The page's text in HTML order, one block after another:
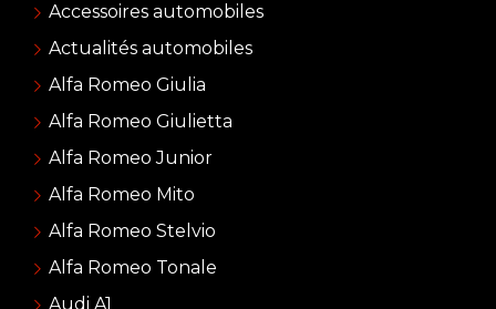
Accessoires automobiles
Actualités automobiles
Alfa Romeo Giulia
Alfa Romeo Giulietta
Alfa Romeo Junior
Alfa Romeo Mito
Alfa Romeo Stelvio
Alfa Romeo Tonale
Audi A1